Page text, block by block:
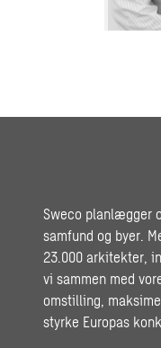
Sweco planlægger
samfund og byer.
23.000 arkitekter,
vi sammen med
omstilling,
styrke Europas